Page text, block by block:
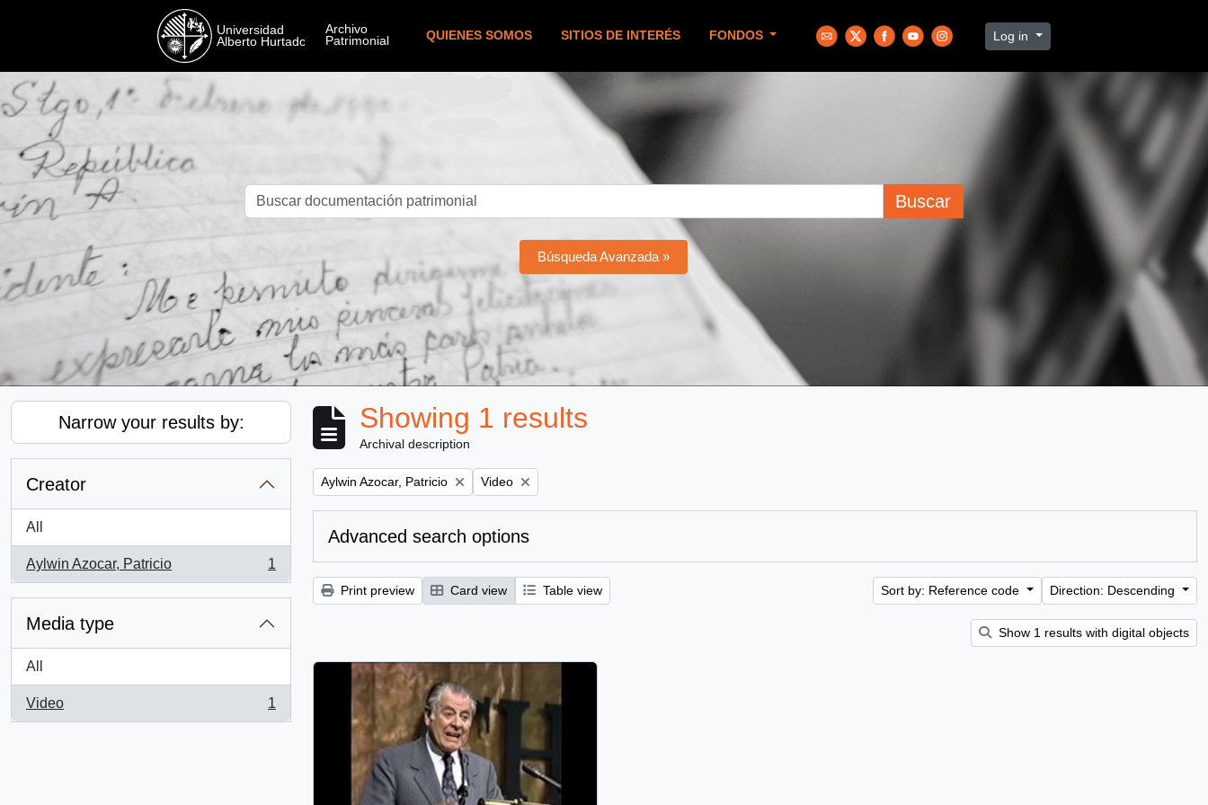
QUIENES SOMOS SITIOS DE INTERÉS FONDOS Log in
Buscar
Búsqueda Avanzada »
Narrow your results by:
Creator
All
Aylwin Azocar, Patricio
, 1 results
1
Media type
All
Video
, 1 results
1
Showing 1 results
Archival description
Remove filter:
Aylwin Azocar, Patricio Remove filter:
Video
Advanced search options
Print preview Card view Table view Sort by: Reference code Direction: Descending
Show 1 results with digital objects